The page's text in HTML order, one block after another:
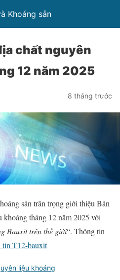
Khoáng sản
chất nguyên
12 năm 2025
8 tháng trước
sản trân trọng giới thiệu Bản
tháng 12 năm 2025 với
Bauxit trên thế giới“. Thông tin
tin T12-bauxit
liệu khoáng